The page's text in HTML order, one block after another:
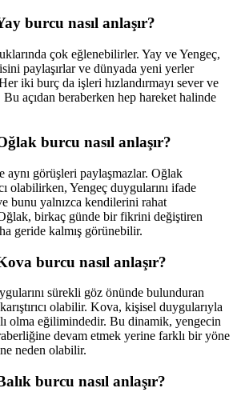
burcu nasıl anlaşır?
çok eğlenebilirler. Yay ve Yengeç,
paylaşırlar ve dünyada yeni yerler
iki burç da işleri hızlandırmayı sever ve
açıdan beraberken hep hareket halinde
burcu nasıl anlaşır?
aynı görüşleri paylaşmazlar. Oğlak
olabilirken, Yengeç duygularını ifade
bunu yalnızca kendilerini rahat
birkaç günde bir fikrini değiştiren
geride kalmış görünebilir.
burcu nasıl anlaşır?
sürekli göz önünde bulunduran
olabilir. Kova, kişisel duygularıyla
olma eğilimindedir. Bu dinamik, yengecin
devam etmek yerine farklı bir yöne
neden olabilir.
burcu nasıl anlaşır?